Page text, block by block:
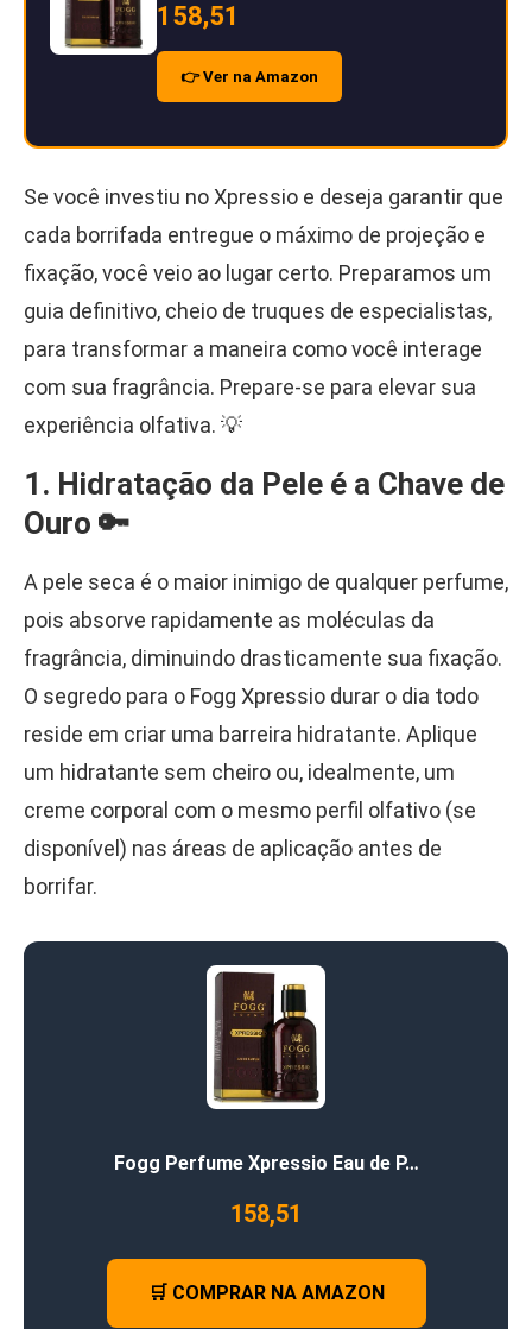
158,51
👉 Ver na Amazon
Se você investiu no Xpressio e deseja garantir que
cada borrifada entregue o máximo de projeção e
fixação, você veio ao lugar certo. Preparamos um
guia definitivo, cheio de truques de especialistas,
para transformar a maneira como você interage
com sua fragrância. Prepare-se para elevar sua
experiência olfativa. 💡
1. Hidratação da Pele é a Chave de
Ouro 🔑
A pele seca é o maior inimigo de qualquer perfume,
pois absorve rapidamente as moléculas da
fragrância, diminuindo drasticamente sua fixação.
O segredo para o Fogg Xpressio durar o dia todo
reside em criar uma barreira hidratante. Aplique
um hidratante sem cheiro ou, idealmente, um
creme corporal com o mesmo perfil olfativo (se
disponível) nas áreas de aplicação antes de
borrifar.
Fogg Perfume Xpressio Eau de P…
158,51
🛒 COMPRAR NA AMAZON